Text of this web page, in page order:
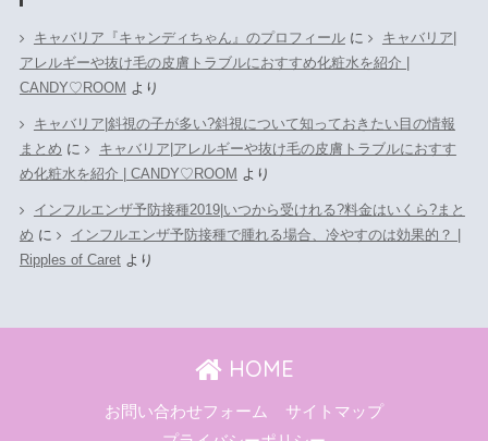
キャバリア『キャンディちゃん』のプロフィールに
キャバリア|
アレルギーや抜け毛の皮膚トラブルにおすすめ化粧水を紹介 |
CANDY♡ROOM より
キャバリア|斜視の子が多い?斜視について知っておきたい目の情報
まとめ に
キャバリア|アレルギーや抜け毛の皮膚トラブルにおすす
め化粧水を紹介 | CANDY♡ROOM より
インフルエンザ予防接種2019|いつから受けれる?料金はいくら?まと
め に
インフルエンザ予防接種で腫れる場合、冷やすのは効果的？ |
Ripples of Caretより
HOME
お問い合わせフォーム
サイトマップ